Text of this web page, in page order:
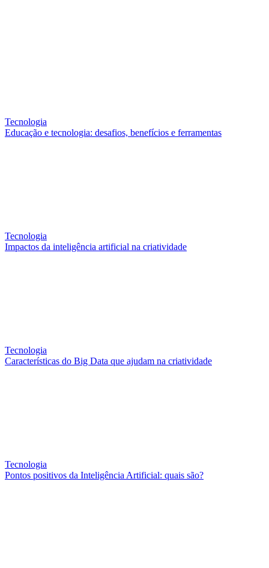
Tecnologia
Educação e tecnologia: desafios, benefícios e ferramentas
Tecnologia
Impactos da inteligência artificial na criatividade
Tecnologia
Características do Big Data que ajudam na criatividade
Tecnologia
Pontos positivos da Inteligência Artificial: quais são?